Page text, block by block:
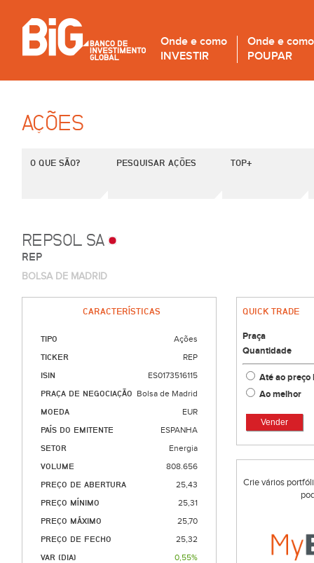
Onde e como
INVESTIR
Onde e como
POUPAR
AÇÕES
O QUE SÃO? PESQUISAR AÇÕES TOP+
REPSOL SA
REP
BOLSA DE MADRID
CARACTERÍSTICAS
TIPO Ações
TICKER REP
ISIN ES0173516115
PRAÇA DE NEGOCIAÇÃO Bolsa de Madrid
MOEDA EUR
PAÍS DO EMITENTE ESPANHA
SETOR Energia
VOLUME 808.656
PREÇO DE ABERTURA 25,43
PREÇO MÍNIMO 25,31
PREÇO MÁXIMO 25,70
PREÇO DE FECHO 25,32
VAR (DIA) 0,55%
QUICK TRADE
Praça
Quantidade
Até ao
Ao melhor
Vender
Crie vários